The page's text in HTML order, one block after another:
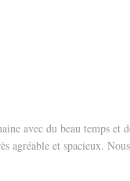
avec du beau temps et
agréable et spacieux. Nous